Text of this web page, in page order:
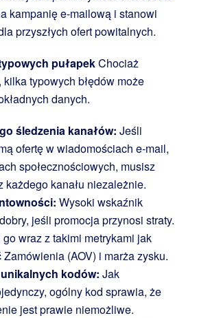
kampanię e-mailową i stanowi
przyszłych ofert powitalnych.
pułapekChociaż
kilka typowych błędów może
danych.
śledzenia kanałów: Jeśli
ofertę w wiadomościach e-mail,
społecznościowych, musisz
każdego kanału niezależnie.
Wysoki wskaźnik
jeśli promocja przynosi straty.
wraz z takimi metrykami jak
(AOV) i marża zysku.
kodów: Jak
ogólny kod sprawia, że
jest prawie niemożliwe.